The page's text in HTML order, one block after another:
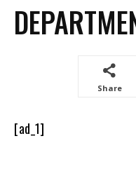
Share
[ad_1]